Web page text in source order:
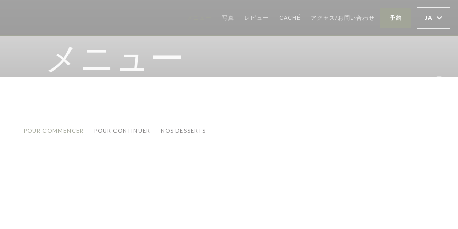
写真 レビュー CACHÉ ((新しいウィンドウで開きます))
アクセス/お問い合わせ 予約 JA
メニュー
POUR COMMENCER POUR CONTINUER NOS DESSERTS